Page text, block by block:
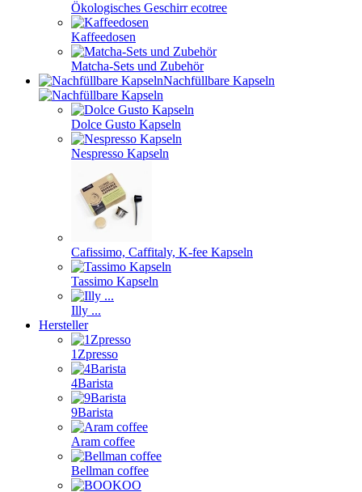
Ökologisches Geschirr ecotree
Kaffeedosen
Matcha-Sets und Zubehör
Nachfüllbare Kapseln
Dolce Gusto Kapseln
Nespresso Kapseln
Cafissimo, Caffitaly, K-fee Kapseln
Tassimo Kapseln
Illy ...
Hersteller
1Zpresso
4Barista
9Barista
Aram coffee
Bellman coffee